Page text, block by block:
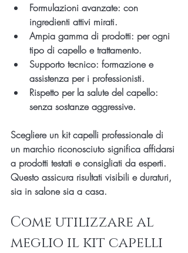
Formulazioni avanzate: con
ingredienti attivi mirati.
Ampia gamma di prodotti: per ogni
tipo di capello e trattamento.
Supporto tecnico: formazione e
assistenza per i professionisti.
Rispetto per la salute del capello:
senza sostanze aggressive.
Scegliere un kit capelli professionale di
un marchio riconosciuto significa affidarsi
a prodotti testati e consigliati da esperti.
Questo assicura risultati visibili e duraturi,
sia in salone sia a casa.
Come utilizzare al
meglio il kit capelli